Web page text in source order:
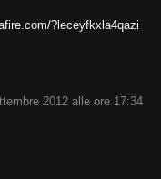
?leceyfkxla4qazi
2012 alle ore 17:34